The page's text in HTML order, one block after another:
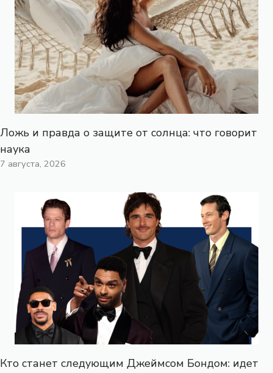
Ложь и правда о защите от солнца: что говорит
наука
7 августа, 2026
Кто станет следующим Джеймсом Бондом: идет